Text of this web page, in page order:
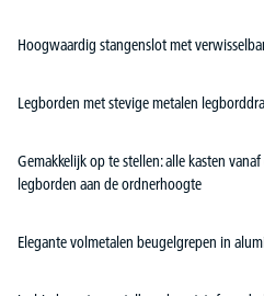
Hoogwaardig stangenslot met
Legborden met stevige metalen
Gemakkelijk op te stellen: alle kasten
legborden aan de ordnerhoogte
Elegante volmetalen beugelgrepen in